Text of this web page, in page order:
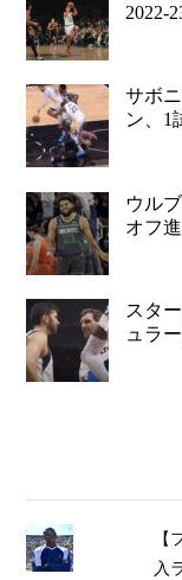
2022-
サボ
ン、1
ウル
オフ
スタ
ュラ
【
入